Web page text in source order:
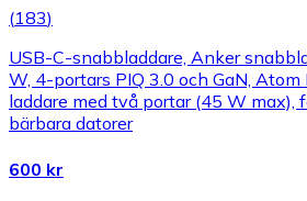
(183)
USB-C-snabbladdare, Anker
W, 4-portars PIQ 3.0 och GaN,
laddare med två portar (45 W max),
bärbara datorer
600 kr